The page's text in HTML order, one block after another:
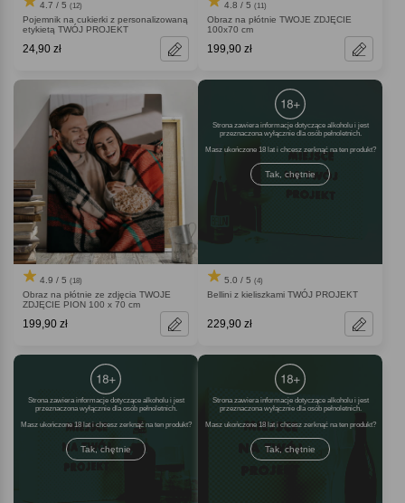
4.7 / 5 (12)
Pojemnik na cukierki z personalizowaną
etykietą TWÓJ PROJEKT
24,90 zł
4.8 / 5 (11)
Obraz na płótnie TWOJE ZDJĘCIE
100x70 cm
199,90 zł
4.9 / 5 (18)
Obraz na płótnie ze zdjęcia TWOJE
ZDJĘCIE PION 100 x 70 cm
199,90 zł
Strona zawiera informacje dotyczące alkoholu i jest
przeznaczona wyłącznie dla osób pełnoletnich.
Masz ukończone 18 lat i chcesz zerknąć na ten produkt
Tak, chętnie
5.0 / 5 (4)
Bellini z kieliszkami TWÓJ PROJEKT
229,90 zł
Strona zawiera informacje dotyczące alkoholu i jest
przeznaczona wyłącznie dla osób pełnoletnich.
Masz ukończone 18 lat i chcesz zerknąć na ten produkt
Tak, chętnie
Strona zawiera informacje dotyczące alkoholu i jest
przeznaczona wyłącznie dla osób pełnoletnich.
Masz ukończone 18 lat i chcesz zerknąć na ten produkt
Tak, chętnie